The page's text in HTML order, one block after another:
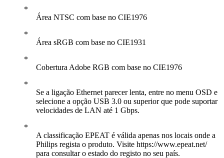
Área NTSC com base no CIE1976
Área sRGB com base no CIE1931
Cobertura Adobe RGB com base no CIE1976
Se a ligação Ethernet parecer lenta, entre no menu OSD e
selecione a opção USB 3.0 ou superior que pode suportar
velocidades de LAN até 1 Gbps.
A classificação EPEAT é válida apenas nos locais onde a
Philips regista o produto. Visite https://www.epeat.net/
para consultar o estado do registo no seu país.